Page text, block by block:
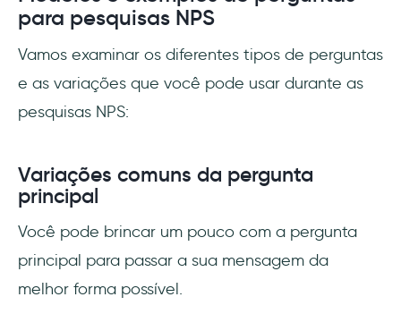
para pesquisas NPS
Vamos examinar os diferentes tipos de perguntas
e as variações que você pode usar durante as
pesquisas NPS:
Variações comuns da pergunta
principal
Você pode brincar um pouco com a pergunta
principal para passar a sua mensagem da
melhor forma possível.